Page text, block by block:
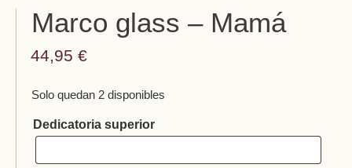
Marco glass – Mamá
44,95 €
Solo quedan 2 disponibles
Dedicatoria superior